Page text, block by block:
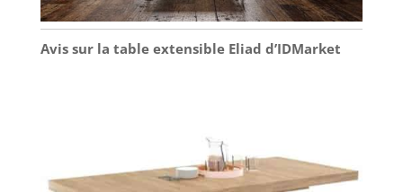
Avis sur la table extensible Eliad d’IDMarket